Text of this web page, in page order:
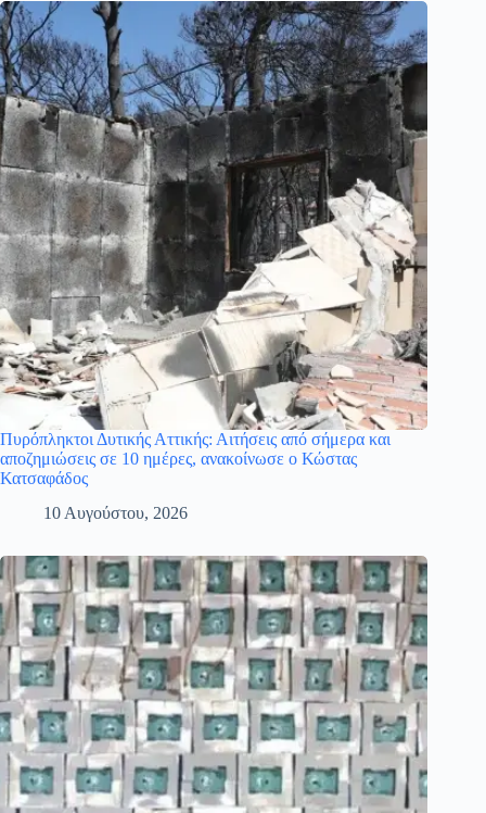
Πυρόπληκτοι Δυτικής Αττικής: Αιτήσεις από σήμερα και
αποζημιώσεις σε 10 ημέρες, ανακοίνωσε ο Κώστας
Κατσαφάδος
10 Αυγούστου, 2026